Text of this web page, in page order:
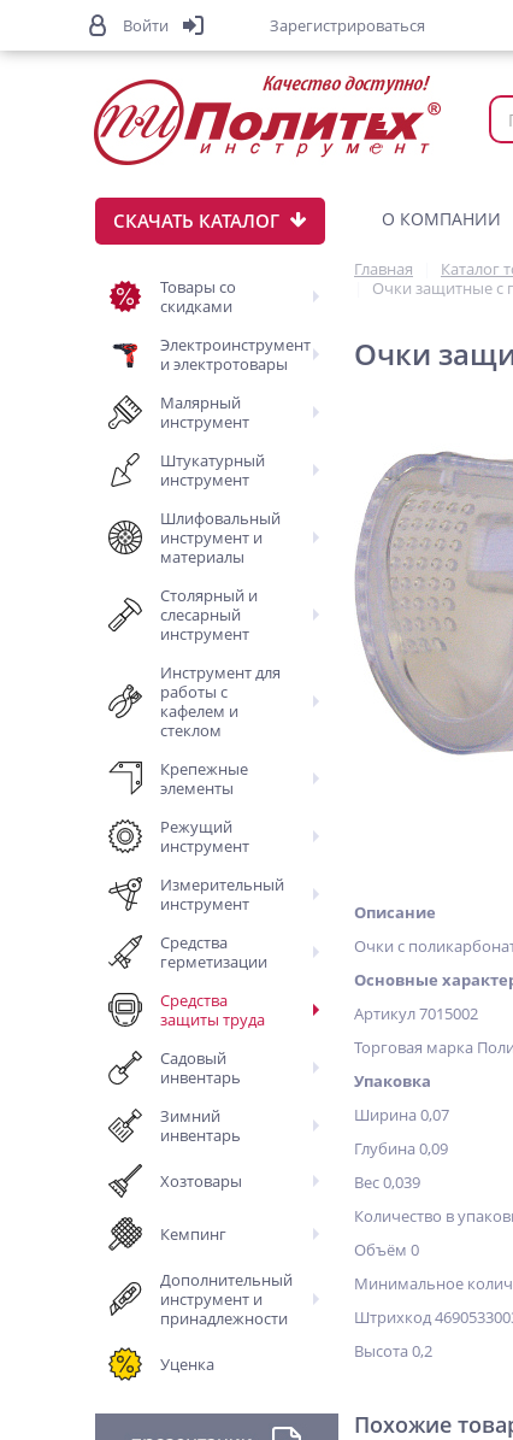
СКАЧАТЬ КАТАЛОГ
Товары со
скидками
Электроинструмент
и электротовары
Малярный
инструмент
Штукатурный
инструмент
Шлифовальный
инструмент и
материалы
Столярный и
слесарный
инструмент
Инструмент для
работы с
кафелем и
стеклом
Крепежные
элементы
Режущий
инструмент
Измерительный
инструмент
Средства
герметизации
Средства
защиты труда
Садовый
инвентарь
Зимний
инвентарь
Хозтовары
Кемпинг
Дополнительный
инструмент и
принадлежности
Уценка
О КОМПАНИИ
Главная Каталог
Очки защитные с
Очки
Описание
Очки с
Основные
Артикул 7015002
Торговая марка
Упаковка
Ширина 0,07
Глубина 0,09
Вес 0,039
Количество в
Объём 0
Минимальное
Штрихкод
Высота 0,2
Похожие
Войти Зарегистрироваться